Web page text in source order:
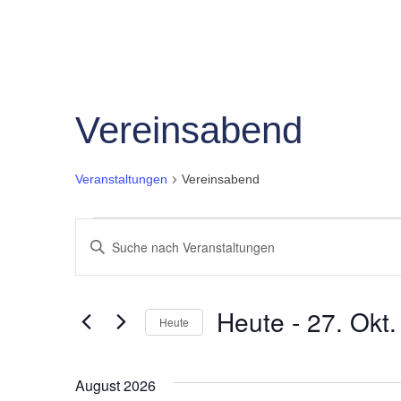
Vereinsabend
Veranstaltungen Vereinsabend
Veranstaltungen
Veranstaltungen
Suche
Ansichten,
Bitte
Schlüsselwort
eingeben.
nach
Veranstaltungen
Heute Heute - 27. Okt.
August 2026